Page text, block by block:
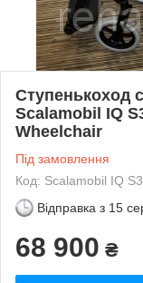
Ступенькоход
Scalamobil IQ
Wheelchair
Під замовлення
Код: Scalamobil IQ
Відправка з 15
68 900 ₴